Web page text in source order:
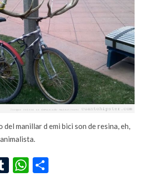
del manillar d emi bici son de resina, eh,
TumblrWhatsApp